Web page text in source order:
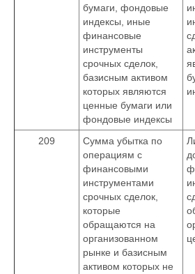
бумаги, фондовые
индексы, иные
финансовые
инструменты
срочных сделок,
базисным активом
которых являются
ценные бумаги или
фондовые индексы
209
Сумма убытка по
операциям с
финансовыми
инструментами
срочных сделок,
которые
обращаются на
организованном
рынке и базисным
активом которых не